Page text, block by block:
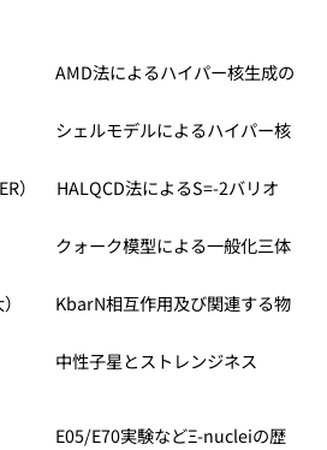
AMD法によるハイパー核生成の
シェルモデルによるハイパー核
） HALQCD法によるS=-2バリオ
クォーク模型による一般化三体
） KbarN相互作用及び関連する物
中性子星とストレンジネス
E70実験などΞ-nucleiの歴